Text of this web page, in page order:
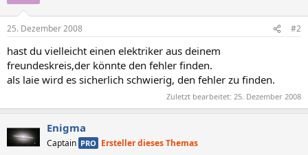
25. Dezember 2008 #2
hast du vielleicht einen elektriker aus deinem
freundeskreis,der könnte den fehler finden.
als laie wird es sicherlich schwierig, den fehler zu finden.
Zuletzt bearbeitet: 25. Dezember 2008
Enigma
Captain PRO Ersteller dieses Themas